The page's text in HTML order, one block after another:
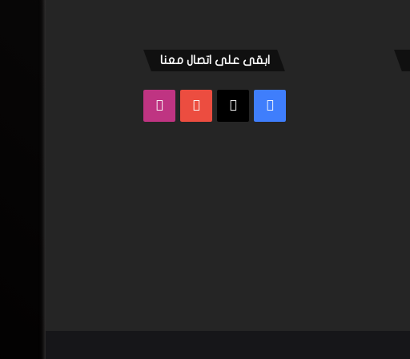
ابقى على اتصال معنا
فيسبوك ‫YouTube